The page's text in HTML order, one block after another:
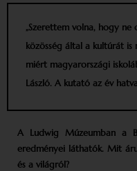
„Szerettem volna, hogy ne
közösség által a kultúrát is
miért magyarországi
László. A kutató az év
A Ludwig Múzeumban a
eredményei láthatók. Mit
és a világról?